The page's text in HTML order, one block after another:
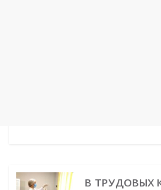
В ТРУДОВЫХ